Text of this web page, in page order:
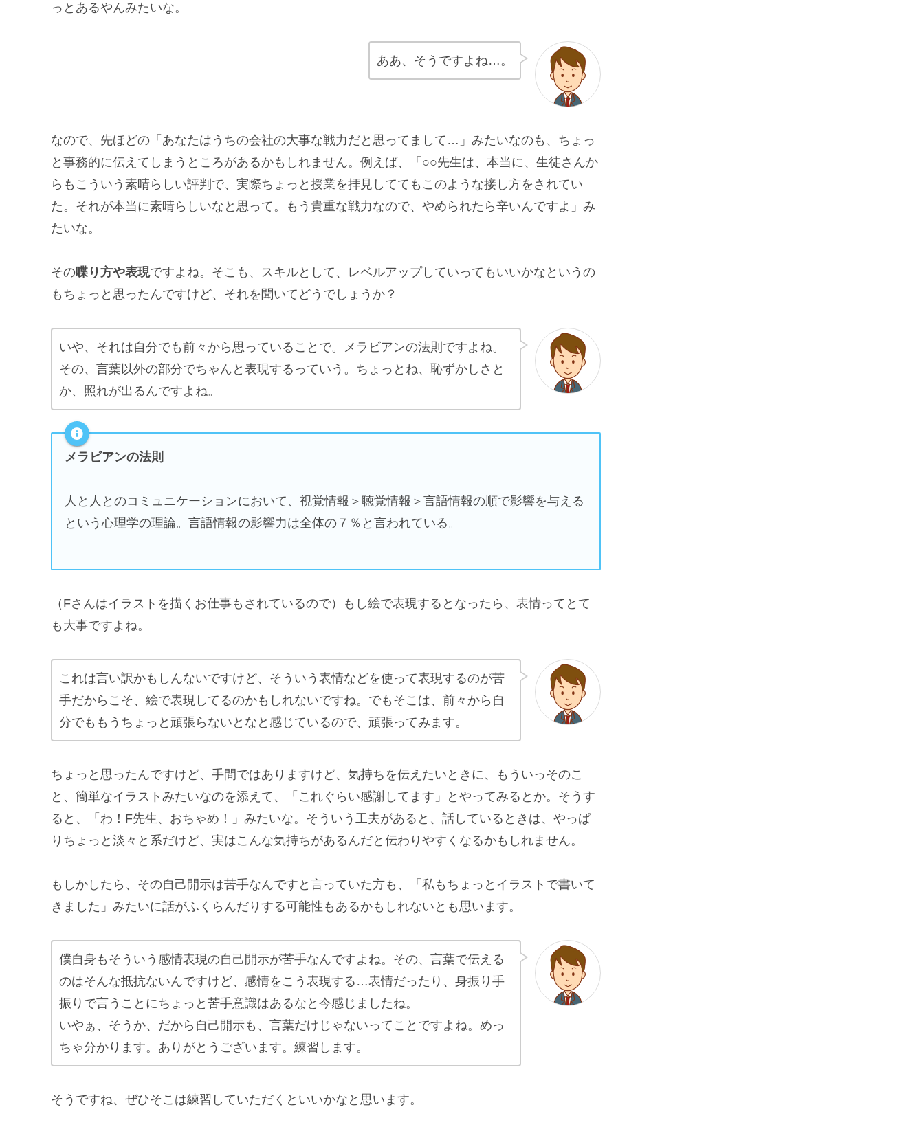
っとあるやんみたいな。
ああ、そうですよね…。
なので、先ほどの「あなたはうちの会社の大事な戦力だと思ってまして…」みたいなのも、ちょっ
と事務的に伝えてしまうところがあるかもしれません。例えば、「○○先生は、本当に、生徒さんか
らもこういう素晴らしい評判で、実際ちょっと授業を拝見しててもこのような接し方をされてい
た。それが本当に素晴らしいなと思って。もう貴重な戦力なので、やめられたら辛いんですよ」み
たいな。
その喋り方や表現ですよね。そこも、スキルとして、レベルアップしていってもいいかなというの
もちょっと思ったんですけど、それを聞いてどうでしょうか？
いや、それは自分でも前々から思っていることで。メラビアンの法則ですよね。
その、言葉以外の部分でちゃんと表現するっていう。ちょっとね、恥ずかしさと
か、照れが出るんですよね。
メラビアンの法則
人と人とのコミュニケーションにおいて、視覚情報＞聴覚情報＞言語情報の順で影響を与える
という心理学の理論。言語情報の影響力は全体の７％と言われている。
（Fさんはイラストを描くお仕事もされているので）もし絵で表現するとなったら、表情ってとて
も大事ですよね。
これは言い訳かもしんないですけど、そういう表情などを使って表現するのが苦
手だからこそ、絵で表現してるのかもしれないですね。でもそこは、前々から自
分でももうちょっと頑張らないとなと感じているので、頑張ってみます。
ちょっと思ったんですけど、手間ではありますけど、気持ちを伝えたいときに、もういっそのこ
と、簡単なイラストみたいなのを添えて、「これぐらい感謝してます」とやってみるとか。そうす
ると、「わ！F先生、おちゃめ！」みたいな。そういう工夫があると、話しているときは、やっぱ
りちょっと淡々と系だけど、実はこんな気持ちがあるんだと伝わりやすくなるかもしれません。
もしかしたら、その自己開示は苦手なんですと言っていた方も、「私もちょっとイラストで書いて
きました」みたいに話がふくらんだりする可能性もあるかもしれないとも思います。
僕自身もそういう感情表現の自己開示が苦手なんですよね。その、言葉で伝える
のはそんな抵抗ないんですけど、感情をこう表現する…表情だったり、身振り手
振りで言うことにちょっと苦手意識はあるなと今感じましたね。
いやぁ、そうか、だから自己開示も、言葉だけじゃないってことですよね。めっ
ちゃ分かります。ありがとうございます。練習します。
そうですね、ぜひそこは練習していただくといいかなと思います。